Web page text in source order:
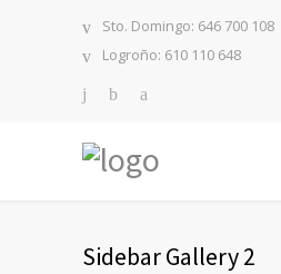
Sto. Domingo: 646 700 108
Logroño: 610 110 648
Sidebar Gallery 2